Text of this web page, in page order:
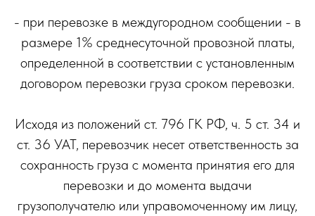
- при перевозке в междугородном сообщении - в
размере 1% среднесуточной провозной платы,
определенной в соответствии с установленным
договором перевозки груза сроком перевозки.
Исходя из положений ст. 796 ГК РФ, ч. 5 ст. 34 и
ст. 36 УАТ, перевозчик несет ответственность за
сохранность груза с момента принятия его для
перевозки и до момента выдачи
грузополучателю или управомоченному им лицу,